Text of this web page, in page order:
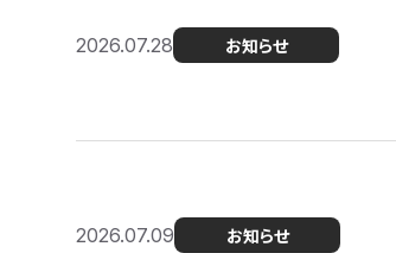
2026.07.28 お知らせ
2026.07.09 お知らせ